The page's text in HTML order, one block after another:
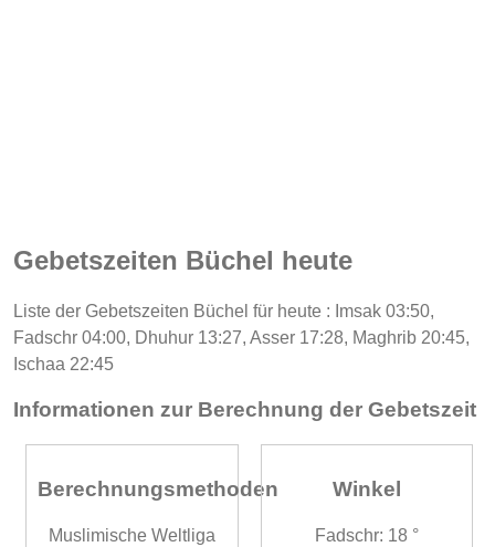
Gebetszeiten Büchel heute
Liste der Gebetszeiten Büchel für heute : Imsak 03:50,
Fadschr 04:00, Dhuhur 13:27, Asser 17:28, Maghrib 20:45,
Ischaa 22:45
Informationen zur Berechnung der Gebetszeit
Berechnungsmethoden
Muslimische Weltliga
Winkel
Fadschr: 18 °